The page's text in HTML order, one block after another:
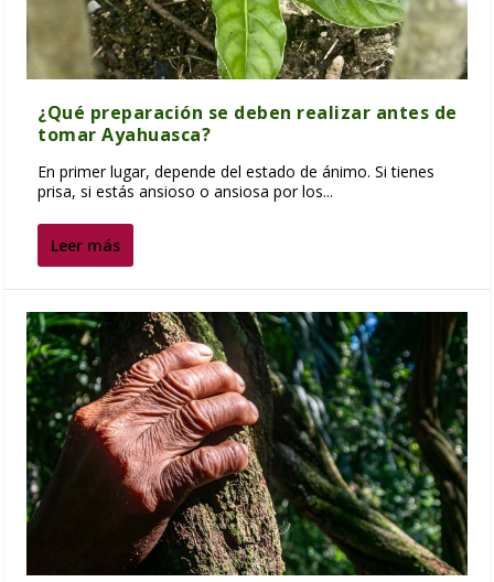
¿Qué preparación se deben realizar antes de
tomar Ayahuasca?
En primer lugar, depende del estado de ánimo. Si tienes
prisa, si estás ansioso o ansiosa por los...
Leer más